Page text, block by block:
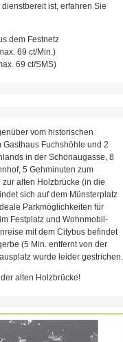
ist, erfahren Sie
dem Festnetz
69 ct/Min.)
69 ct/SMS)
vom historischen
Fuchshöhle und 2
in der Schönaugasse, 8
5 Gehminuten zum
alten Holzbrücke (in die
sich auf dem Münsterplatz
Parkmöglichkeiten für
Festplatz und Wohnmobil-
mit dem Citybus befindet
(5 Min. entfernt von der
wurde leider gestrichen.
alten Holzbrücke!